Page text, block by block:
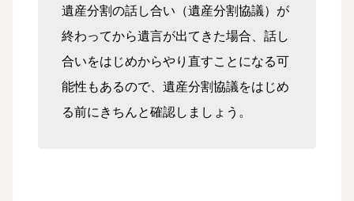
遺産分割の話し合い（遺産分割協議）が
終わってから遺言が出てきた場合、話し
合いをはじめからやり直すことになる可
能性もあるので、遺産分割協議をはじめ
る前にきちんと確認しましょう。